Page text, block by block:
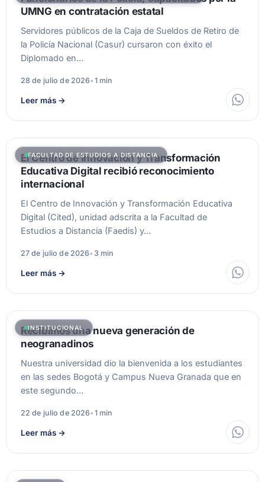
UMNG en contratación estatal
Servidores públicos de la Caja de Sueldos de Retiro de
la Policía Nacional (Casur) cursaron con éxito el
Diplomado en…
28 de julio de 2026• 1 min
Leer más →
FACULTAD DE ESTUDIOS A DISTANCIA
El Centro de Innovación y Transformación
Educativa Digital recibió reconocimiento
internacional
El Centro de Innovación y Transformación Educativa
Digital (Cited), unidad adscrita a la Facultad de
Estudios a Distancia (Faedis) y…
27 de julio de 2026• 3 min
Leer más →
INSTITUCIONAL
Recibimos una nueva generación de
neogranadinos
Nuestra universidad dio la bienvenida a los estudiantes
en las sedes Bogotá y Campus Nueva Granada que en
este segundo…
22 de julio de 2026• 1 min
Leer más →